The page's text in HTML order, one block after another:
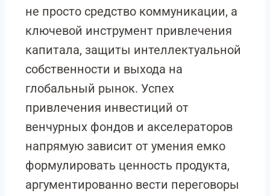
не просто средство коммуникации, а
ключевой инструмент привлечения
капитала, защиты интеллектуальной
собственности и выхода на
глобальный рынок. Успех
привлечения инвестиций от
венчурных фондов и акселераторов
напрямую зависит от умения емко
формулировать ценность продукта,
аргументированно вести переговоры